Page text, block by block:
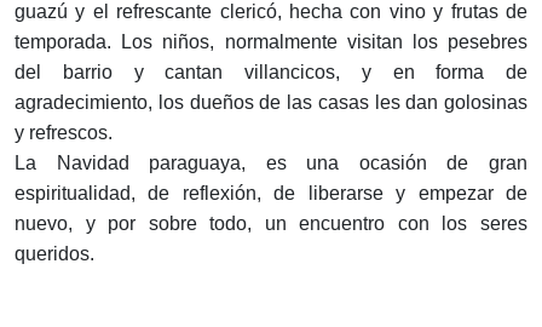
guazú y el refrescante clericó, hecha con vino y frutas de
temporada. Los niños, normalmente visitan los pesebres
del barrio y cantan villancicos, y en forma de
agradecimiento, los dueños de las casas les dan golosinas
y refrescos.
La Navidad paraguaya, es una ocasión de gran
espiritualidad, de reflexión, de liberarse y empezar de
nuevo, y por sobre todo, un encuentro con los seres
queridos.